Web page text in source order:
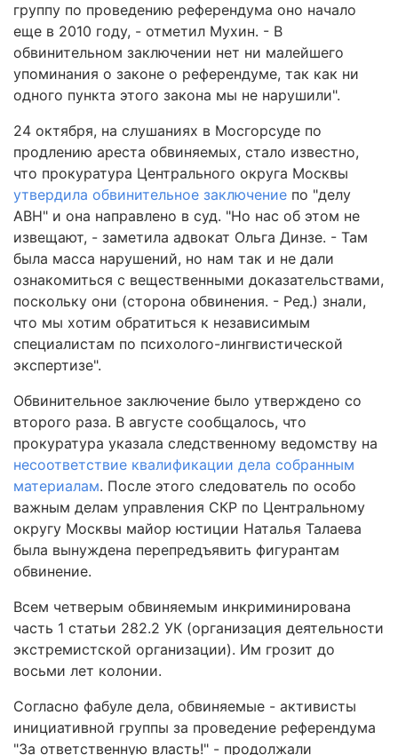
группу по проведению референдума оно начало
еще в 2010 году, - отметил Мухин. - В
обвинительном заключении нет ни малейшего
упоминания о законе о референдуме, так как ни
одного пункта этого закона мы не нарушили".
24 октября, на слушаниях в Мосгорсуде по
продлению ареста обвиняемых, стало известно,
что прокуратура Центрального округа Москвы
утвердила обвинительное заключение по "делу
АВН" и она направлено в суд. "Но нас об этом не
извещают, - заметила адвокат Ольга Динзе. - Там
была масса нарушений, но нам так и не дали
ознакомиться с вещественными доказательствами,
поскольку они (сторона обвинения. - Ред.) знали,
что мы хотим обратиться к независимым
специалистам по психолого-лингвистической
экспертизе".
Обвинительное заключение было утверждено со
второго раза. В августе сообщалось, что
прокуратура указала следственному ведомству на
несоответствие квалификации дела собранным
материалам. После этого следователь по особо
важным делам управления СКР по Центральному
округу Москвы майор юстиции Наталья Талаева
была вынуждена перепредъявить фигурантам
обвинение.
Всем четверым обвиняемым инкриминирована
часть 1 статьи 282.2 УК (организация деятельности
экстремистской организации). Им грозит до
восьми лет колонии.
Согласно фабуле дела, обвиняемые - активисты
инициативной группы за проведение референдума
"За ответственную власть!" - продолжали